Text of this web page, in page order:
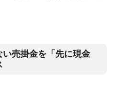
い売掛金を「先に現金